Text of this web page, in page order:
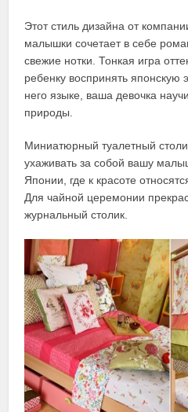
Этот стиль дизайна от
малышки сочетает в себе
свежие нотки. Тонкая игра
ребенку воспринять японскую
него языке, ваша девочка
природы.
Миниатюрный туалетный
ухаживать за собой вашу
Японии, где к красоте
Для чайной церемонии
журнальный столик.